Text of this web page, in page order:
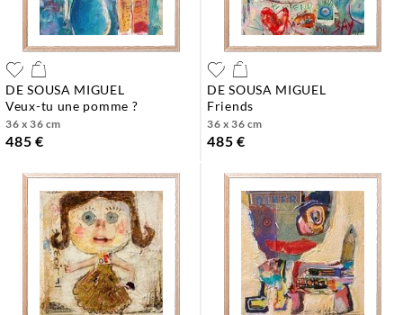
DE SOUSA MIGUEL
veux-tu une pomme ?
36 x 36 cm
485 €
DE SOUSA MIGUEL
friends
36 x 36 cm
485 €